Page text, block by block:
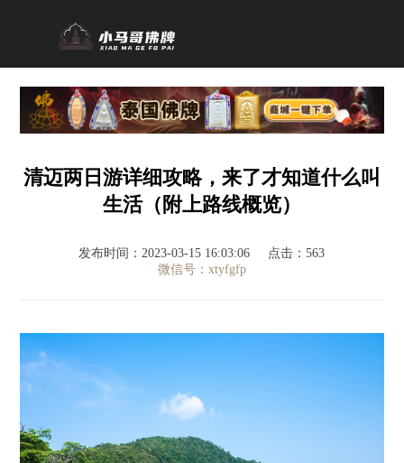
清迈两日游详细攻略，来了才知道什么叫
生活（附上路线概览）
发布时间：2023-03-15 16:03:06
点击：563
微信号：xtyfgfp